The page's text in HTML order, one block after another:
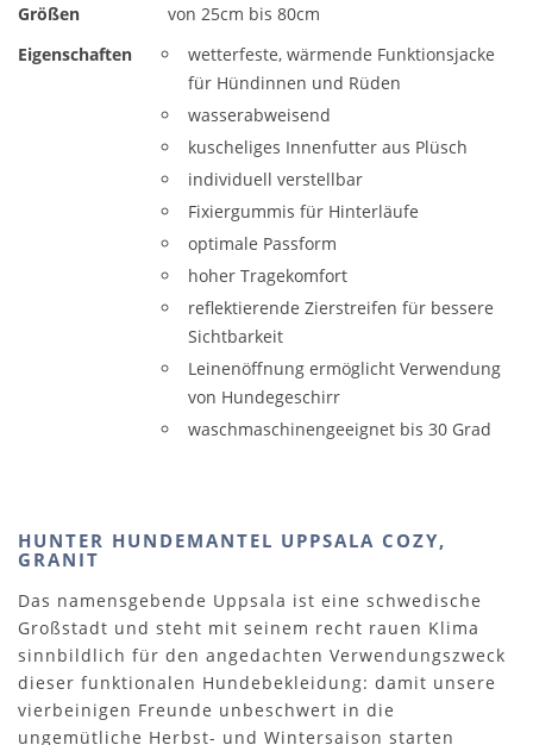
Größen
von 25cm bis 80cm
Eigenschaften
wetterfeste, wärmende Funktionsjacke
für Hündinnen und Rüden
wasserabweisend
kuscheliges Innenfutter aus Plüsch
individuell verstellbar
Fixiergummis für Hinterläufe
optimale Passform
hoher Tragekomfort
reflektierende Zierstreifen für bessere
Sichtbarkeit
Leinenöffnung ermöglicht Verwendung
von Hundegeschirr
waschmaschinengeeignet bis 30 Grad
HUNTER HUNDEMANTEL UPPSALA COZY,
GRANIT
Das namensgebende Uppsala ist eine schwedische
Großstadt und steht mit seinem recht rauen Klima
sinnbildlich für den angedachten Verwendungszweck
dieser funktionalen Hundebekleidung: damit unsere
vierbeinigen Freunde unbeschwert in die
ungemütliche Herbst- und Wintersaison starten